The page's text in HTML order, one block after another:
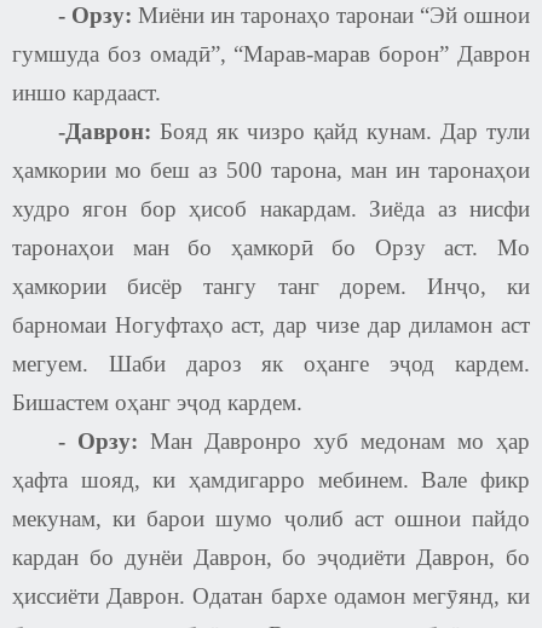
- Орзу: Миёни ин таронаҳо таронаи “Эй ошнои
гумшуда боз омадӣ”, “Марав-марав борон” Даврон
иншо кардааст.
-Даврон: Бояд як чизро қайд кунам. Дар тули
ҳамкории мо беш аз 500 тарона, ман ин таронаҳои
худро ягон бор ҳисоб накардам. Зиёда аз нисфи
таронаҳои ман бо ҳамкорӣ бо Орзу аст. Мо
ҳамкории бисёр тангу танг дорем. Инҷо, ки
барномаи Ногуфтаҳо аст, дар чизе дар диламон аст
мегуем. Шаби дароз як оҳанге эҷод кардем.
Бишастем оҳанг эҷод кардем.
- Орзу: Ман Давронро хуб медонам мо ҳар
ҳафта шояд, ки ҳамдигарро мебинем. Вале фикр
мекунам, ки барои шумо ҷолиб аст ошнои пайдо
кардан бо дунёи Даврон, бо эҷодиёти Даврон, бо
ҳиссиёти Даврон. Одатан бархе одамон мегӯянд, ки